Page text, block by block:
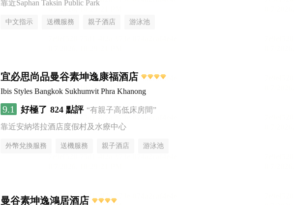
靠近Saphan Taksin Public Park
中文指示 送機服務 親子酒店 游泳池
宜必思尚品曼谷素坤逸康福酒店
Ibis Styles Bangkok Sukhumvit Phra Khanong
9.1 好極了 824 點評 “有親子高低床房間”
靠近安納塔拉酒店度假村及水療中心
外幣兌換服務 送機服務 親子酒店 游泳池
曼谷素坤逸鴻居酒店